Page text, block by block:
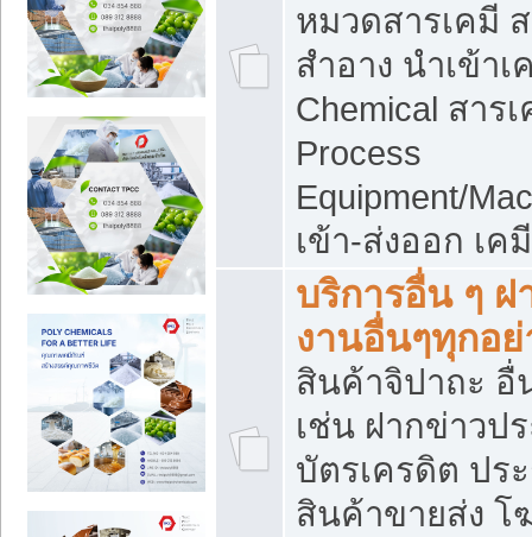
หมวดสารเคมี
สำอาง นำเข้
Chemical สาร
Process
Equipment/
เข้า-ส่งออก เ
บริการอื่น ๆ
งานอื่นๆทุกอ
สินค้าจิปาถะ อื่
เช่น ฝากข่าวป
บัตรเครดิต ปร
สินค้าขายส่ง